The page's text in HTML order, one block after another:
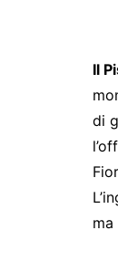
Il
di